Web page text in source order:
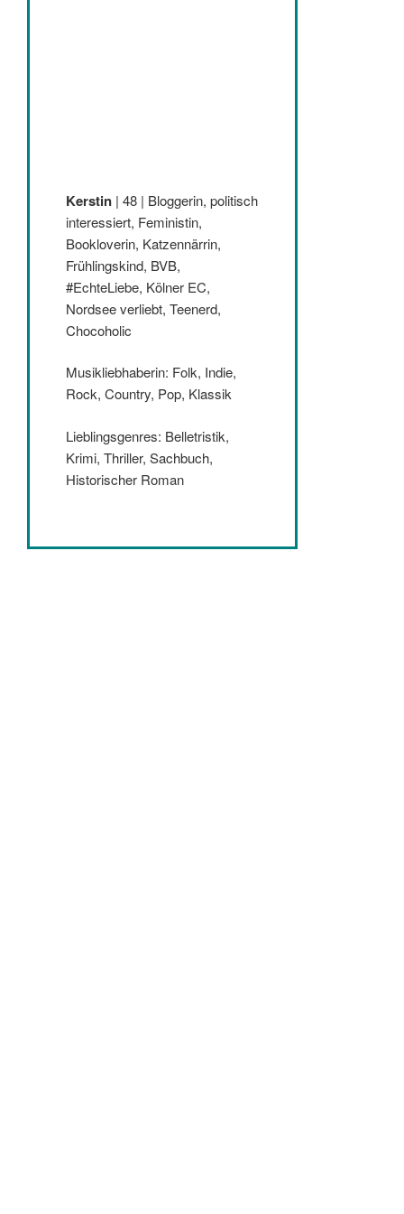
Kerstin | 48 | Bloggerin, politisch
interessiert, Feministin,
Bookloverin, Katzennärrin,
Frühlingskind, BVB,
#EchteLiebe, Kölner EC,
Nordsee verliebt, Teenerd,
Chocoholic
Musikliebhaberin: Folk, Indie,
Rock, Country, Pop, Klassik
Lieblingsgenres: Belletristik,
Krimi, Thriller, Sachbuch,
Historischer Roman